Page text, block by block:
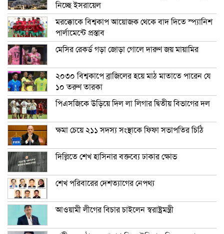
নিচ্ছে ইসরায়েল
মরক্কোকে বিশ্বকাপ আয়োজক থেকে বাদ দিতে স্প্যানিশ
পার্লামেন্টে প্রস্তাব
মেসির রেকর্ড গড়া জোড়া গোলে দারুণ জয় মায়ামির
২০৩০ বিশ্বকাপে ব্রাজিলের হয়ে মাঠ মাতাতে পারেন যে
১০ তরুণ তারকা
পিএসজিকে উড়িয়ে দিল লা লিগার দ্বিতীয় বিভাগের দল
ক্ষমা চেয়ে ২১১ সদস্য সংস্থাকে ফিফা সভাপতির চিঠি
দিল্লিতে শেখ হাসিনার বক্তব্যে ঢাকার ক্ষোভ
শেখ পরিবারের দেশত্যাগের নেপথ্য
আওয়ামী লীগের বিচার চাইলেন স্বরাষ্ট্রমন্ত্রী